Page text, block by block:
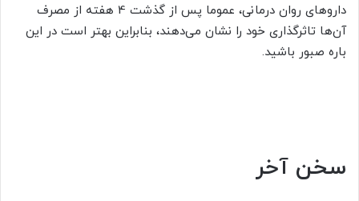
داروهای روان درمانی، عموما پس از گذشت 4 هفته از مصرف
آن‌ها تاثرگذاری خود را نشان می‌دهند، بنابراین بهتر است در این
باره صبور باشید.
سخن آخر